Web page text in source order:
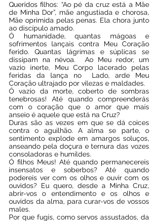
Queridos filhos: “Ao pé da cruz está a Mãe
de Minha Dor”, mãe angustiada e chorosa,
Mãe oprimida pelas penas. Ela chora junto
ao discípulo amado.
Ó humanidade, quantas mágoas e
sofrimentos lançais contra Meu Coração
ferido. Quantas lágrimas e súplicas se
dissipam na névoa.  Ao Meu redor, um
vazio inerte, Meu Corpo lacerado pelas
feridas da lança no  Lado, arde Meu
Coração ultrajado por vilezas e maldades.
Ó vazio da morte, coberto de sombras
tenebrosas! Até quando compreenderás
com o coração que o amor que mais
anseio é aquele que está na Cruz?
Duras são as vezes em que se dá coices
contra o aguilhão. A alma se parte, o
sentimento explode em amargos soluços,
anseando pela doçura e ternura das vozes
consoladoras e humildes.
Ó filhos Meus! Até quando permanecereis
insensatos e soberbos? Até quando
podereis ver com os olhos e ouvir com os
ouvidos? Eu quero, desde a Minha Cruz,
abrir-vos o entendimento e os olhos e
ouvidos da alma, para curar-vos de vossos
males.
Por que fugis, como servos assustados, da